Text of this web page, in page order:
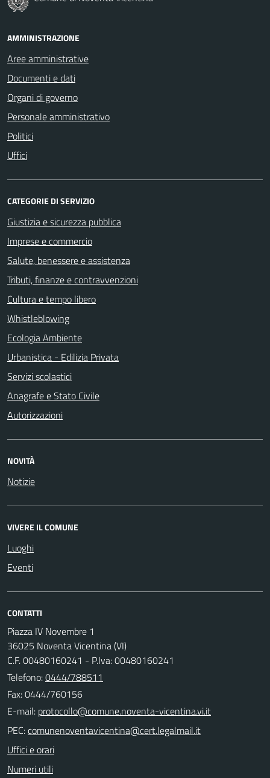
AMMINISTRAZIONE
Aree amministrative
Documenti e dati
Organi di governo
Personale amministrativo
Politici
Uffici
CATEGORIE DI SERVIZIO
Giustizia e sicurezza pubblica
Imprese e commercio
Salute, benessere e assistenza
Tributi, finanze e contravvenzioni
Cultura e tempo libero
Whistleblowing
Ecologia Ambiente
Urbanistica - Edilizia Privata
Servizi scolastici
Anagrafe e Stato Civile
Autorizzazioni
NOVITÀ
Notizie
VIVERE IL COMUNE
Luoghi
Eventi
CONTATTI
Piazza IV Novembre 1
36025 Noventa Vicentina (VI)
C.F. 00480160241 - P.Iva: 00480160241
Telefono:0444/788511
Fax: 0444/760156
E-mail:
PEC:
Uffici e orari
Numeri utili